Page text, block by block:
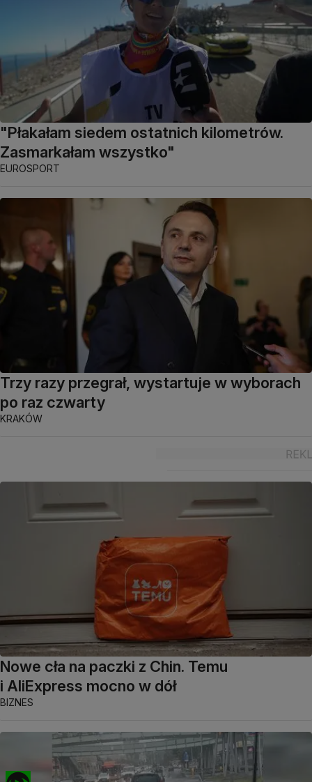
"Płakałam siedem ostatnich kilometrów.
Zasmarkałam wszystko"
EUROSPORT
Trzy razy przegrał, wystartuje w wyborach
po raz czwarty
KRAKÓW
Nowe cła na paczki z Chin. Temu
i AliExpress mocno w dół
BIZNES